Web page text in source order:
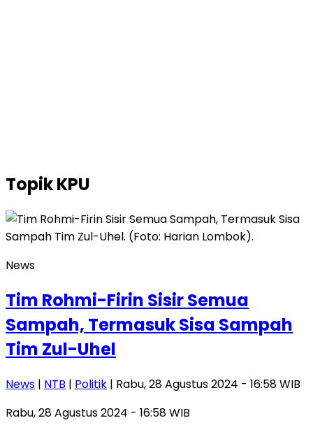
TopikKPU
News
Tim Rohmi-Firin Sisir Semua
Sampah, Termasuk Sisa Sampah
Tim Zul-Uhel
News | NTB | Politik | Rabu, 28 Agustus 2024 - 16:58 WIB
Rabu, 28 Agustus 2024 - 16:58 WIB